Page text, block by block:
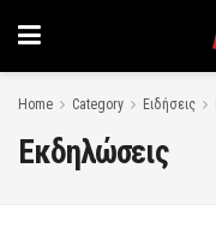
Home Category Ειδήσεις
Εκδηλώσεις